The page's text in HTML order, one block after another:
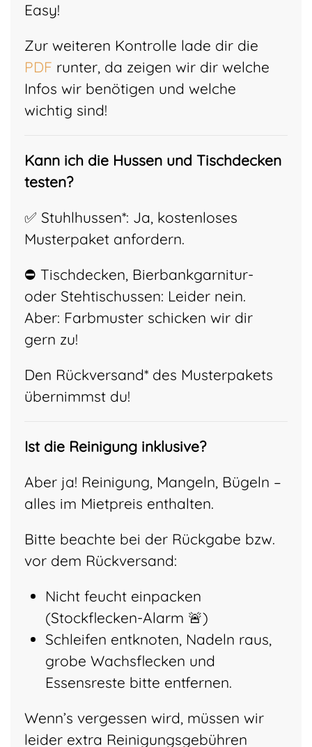
Easy!
Zur weiteren Kontrolle lade dir die
PDF runter, da zeigen wir dir welche
Infos wir benötigen und welche
wichtig sind!
Kann ich die Hussen und Tischdecken
testen?
✅ Stuhlhussen*: Ja, kostenloses
Musterpaket anfordern.
⛔ Tischdecken, Bierbankgarnitur-
oder Stehtischussen: Leider nein.
Aber: Farbmuster schicken wir dir
gern zu!
Den Rückversand* des Musterpakets
übernimmst du!
Ist die Reinigung inklusive?
Aber ja! Reinigung, Mangeln, Bügeln –
alles im Mietpreis enthalten.
Bitte beachte bei der Rückgabe bzw.
vor dem Rückversand:
Nicht feucht einpacken
(Stockflecken-Alarm 🚨)
Schleifen entknoten, Nadeln raus,
grobe Wachsflecken und
Essensreste bitte entfernen.
Wenn’s vergessen wird, müssen wir
leider extra Reinigungsgebühren